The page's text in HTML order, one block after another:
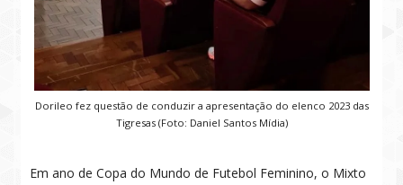
Dorileo fez questão de conduzir a apresentação do elenco 2023 das
Tigresas (Foto: Daniel Santos Mídia)
Em ano de Copa do Mundo de Futebol Feminino, o Mixto